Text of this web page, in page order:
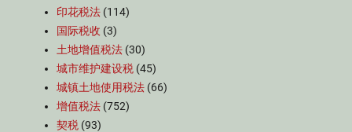
印花税法 (114)
国际税收 (3)
土地增值税法 (30)
城市维护建设税 (45)
城镇土地使用税法 (66)
增值税法 (752)
契税 (93)